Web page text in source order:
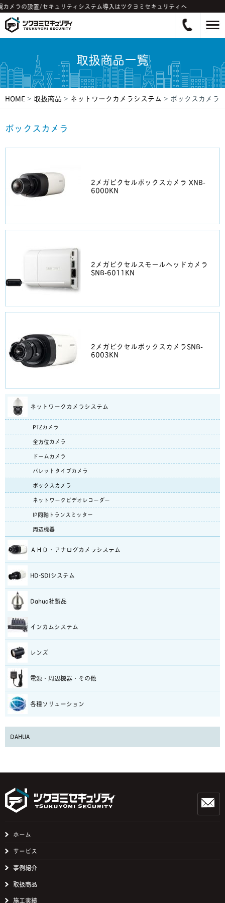
メラの設置/セキュリティシステム導入はツクヨミセキュリティへ
取扱商品一覧
HOME > 取扱商品 > ネットワークカメラシステム > ボックスカメラ
ボックスカメラ
2メガピクセルボックスカメラ XNB-
6000KN
2メガピクセルスモールヘッドカメラ
SNB-6011KN
2メガピクセルボックスカメラSNB-
6003KN
ネットワークカメラシステム
PTZカメラ
全方位カメラ
ドームカメラ
バレットタイプカメラ
ボックスカメラ
ネットワークビデオレコーダー
IP同軸トランスミッター
周辺機器
ＡＨＤ・アナログカメラシステム
HD-SDIシステム
Dahua社製品
インカムシステム
レンズ
電源・周辺機器・その他
各種ソリューション
DAHUA
ホーム
サービス
事例紹介
取扱商品
施工実績